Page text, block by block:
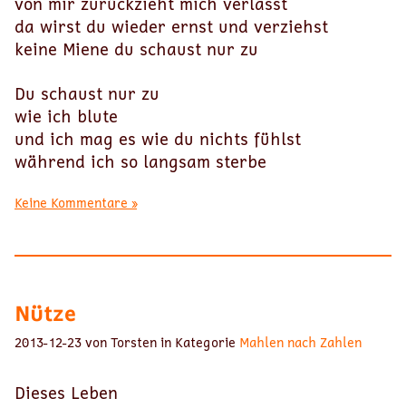
da wirst du wieder ernst und verziehst
keine Miene du schaust nur zu
Du schaust nur zu
wie ich blute
und ich mag es wie du nichts fühlst
während ich so langsam sterbe
Keine Kommentare »
Nütze
2013-12-23 von Torsten in Kategorie Mahlen nach Zahlen
Dieses Leben